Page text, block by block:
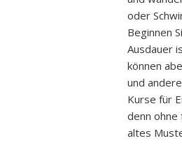
oder
Beginnen
Ausdauer
können
und
Kurse für
denn ohne
altes